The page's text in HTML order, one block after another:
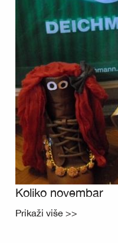
Koliko novembar
Prikaži više >>